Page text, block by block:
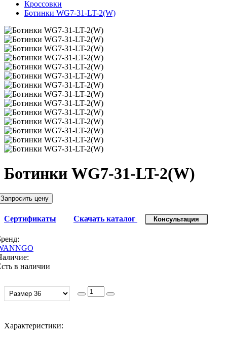
Кроссовки
Ботинки WG7-31-LT-2(W)
Ботинки WG7-31-LT-2(W)
Запросить цену
Сертификаты Скачать каталог Консультация
в наличии
Характеристики: